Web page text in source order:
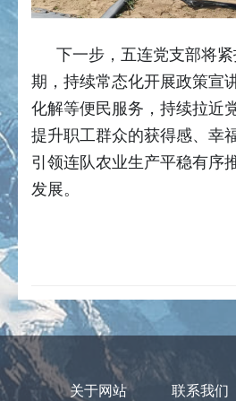
下一步，五连党支部将
期，持续常态化开展政策宣
化解等便民服务，持续拉近
提升职工群众的获得感、幸
引领连队农业生产平稳有序
发展。
关于网站 联系我们